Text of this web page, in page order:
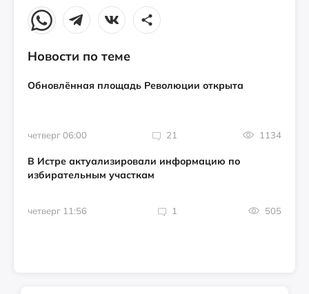
Новости по теме
Обновлённая площадь Революции открыта
четверг 06:00 21 1134
В Истре актуализировали информацию по
избирательным участкам
четверг 11:56 1 505